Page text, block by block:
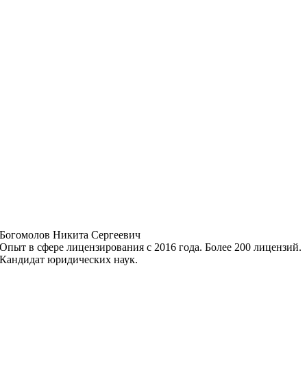
Богомолов Никита Сергеевич
Опыт в сфере лицензирования с 2016 года. Более 200 лицензий.
Кандидат юридических наук.